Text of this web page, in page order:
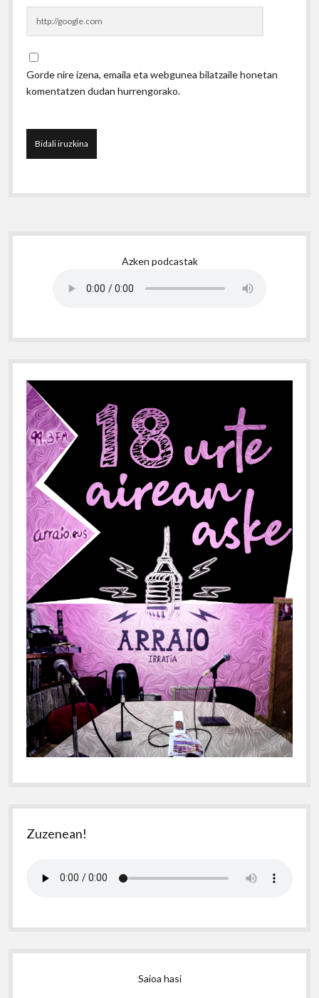
Gorde nire izena, emaila eta webgunea bilatzaile honetan
komentatzen dudan hurrengorako.
Sidebar
Azken podcastak
Zuzenean!
Saioa hasi